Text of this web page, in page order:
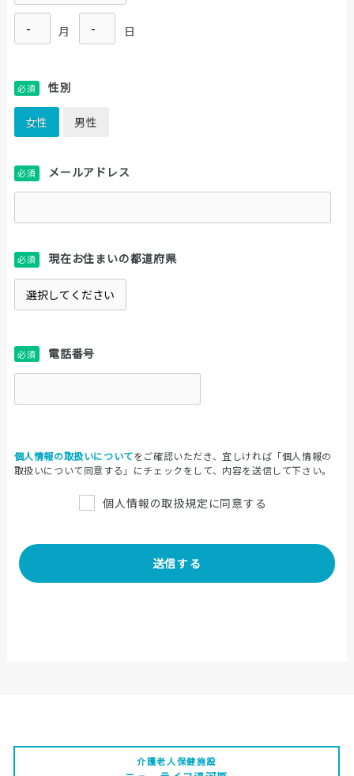
月 日
必須 性別
女性 男性
必須 メールアドレス
必須 現在お住まいの都道府県
必須 電話番号
個人情報の取扱いについてをご確認いただき、 宜しければ「個人情報の
取扱いについて同意する」にチェックをして、 内容を送信して下さい。
個人情報の取扱規定に同意する
介護老人保健施設